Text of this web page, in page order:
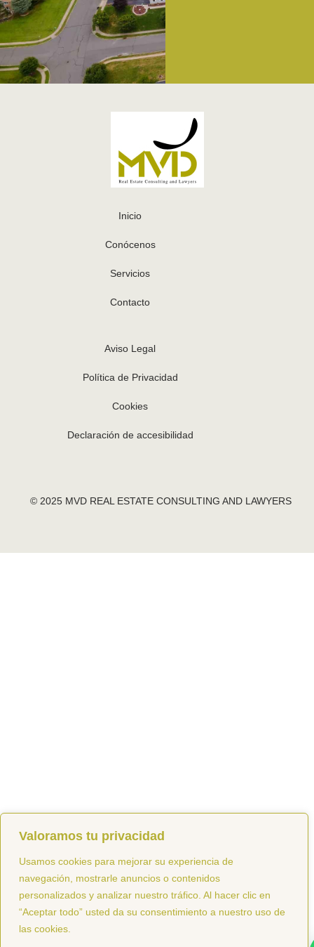
Valoramos tu privacidad
Usamos cookies para mejorar su experiencia de
navegación, mostrarle anuncios o contenidos
personalizados y analizar nuestro tráfico. Al hacer clic en
“Aceptar todo” usted da su consentimiento a nuestro uso de
las cookies.
Inicio
Conócenos
Servicios
Contacto
Aviso Legal
Política de Privacidad
Cookies
Declaración de accesibilidad
© 2025 MVD REAL ESTATE CONSULTING AND LAWYERS